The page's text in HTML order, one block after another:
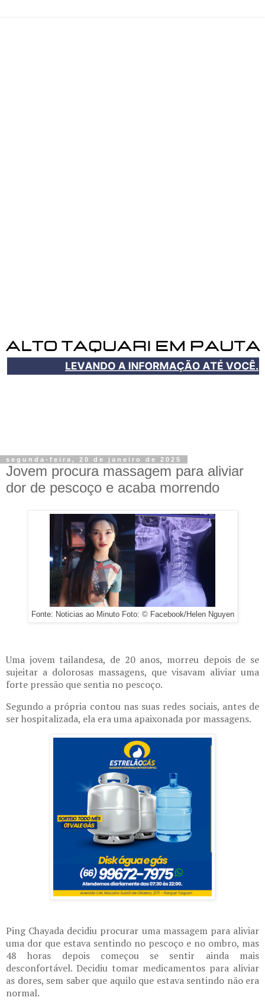
segunda-feira, 20 de janeiro de 2025
Jovem procura massagem para aliviar
dor de pescoço e acaba morrendo
Fonte: Noticias ao Minuto Foto: © Facebook/Helen Nguyen
Uma jovem tailandesa, de 20 anos, morreu depois de se
sujeitar a dolorosas massagens, que visavam aliviar uma
forte pressão que sentia no pescoço.
Segundo a própria contou nas suas redes sociais, antes de
ser hospitalizada, ela era uma apaixonada por massagens.
Ping Chayada decidiu procurar uma massagem para aliviar
uma dor que estava sentindo no pescoço e no ombro, mas
48 horas depois começou se sentir ainda mais
desconfortável. Decidiu tomar medicamentos para aliviar
as dores, sem saber que aquilo que estava sentindo não era
normal.